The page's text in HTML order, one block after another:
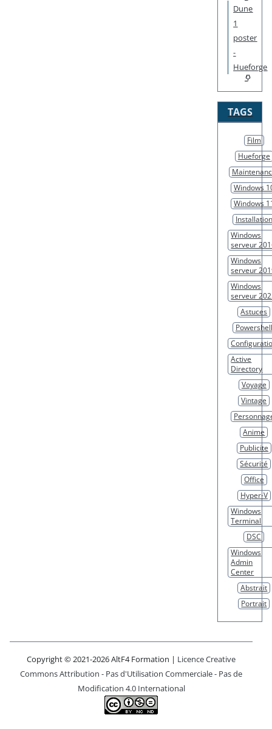
Dune
1
poster
-
Hueforge
TAGS
Film
Hueforge
Windows
Windows
Installation
Windows
serveur
Windows
serveur
Windows
serveur
Astuces
Powershell
Active
Directory
Voyage
Vintage
Anime
Publicite
Sécurité
Office
Hyper-V
Windows
Terminal
DSC
Windows
Admin
Center
Abstrait
Portrait
Copyright © 2021-2026 AltF4 Formation | Licence Creative
Commons Attribution - Pas d'Utilisation Commerciale - Pas de
Modification 4.0 International